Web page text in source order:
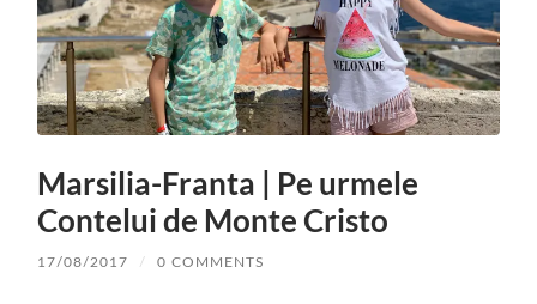
Marsilia-Franta | Pe urmele
Contelui de Monte Cristo
17/08/2017 / 0 COMMENTS